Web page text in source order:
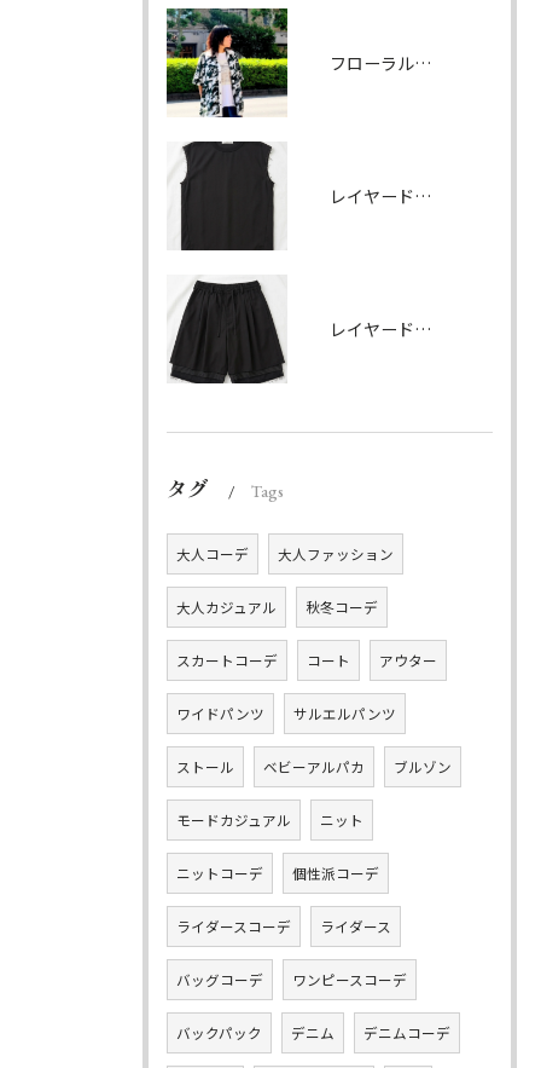
フローラルパターンシャツ ダークグリーン
レイヤードノースリーブ ブラック
レイヤードハーフパンツ ブラック
タグ Tags
大人コーデ 大人ファッション
大人カジュアル 秋冬コーデ
スカートコーデ コート アウター
ワイドパンツ サルエルパンツ
ストール ベビーアルパカ ブルゾン
モードカジュアル ニット
ニットコーデ 個性派コーデ
ライダースコーデ ライダース
バッグコーデ ワンピースコーデ
バックパック デニム デニムコーデ